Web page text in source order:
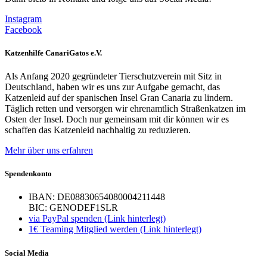
Instagram
Facebook
Katzenhilfe CanariGatos e.V.
Als Anfang 2020 gegründeter Tierschutzverein mit Sitz in
Deutschland, haben wir es uns zur Aufgabe gemacht, das
Katzenleid auf der spanischen Insel Gran Canaria zu lindern.
Täglich retten und versorgen wir ehrenamtlich Straßenkatzen im
Osten der Insel. Doch nur gemeinsam mit dir können wir es
schaffen das Katzenleid nachhaltig zu reduzieren.
Mehr über uns erfahren
Spendenkonto
IBAN: DE08830654080004211448
BIC: GENODEF1SLR
via PayPal spenden (Link hinterlegt)
1€ Teaming Mitglied werden (Link hinterlegt)
Social Media